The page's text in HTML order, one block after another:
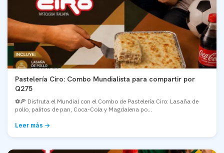
Pastelería Ciro: Combo Mundialista para compartir por
Q275
⚽🍕 Disfruta el Mundial con el Combo de Pastelería Ciro: Lasaña de
pollo, palitos de pan, Coca-Cola y Magdalena po...
Leer más →